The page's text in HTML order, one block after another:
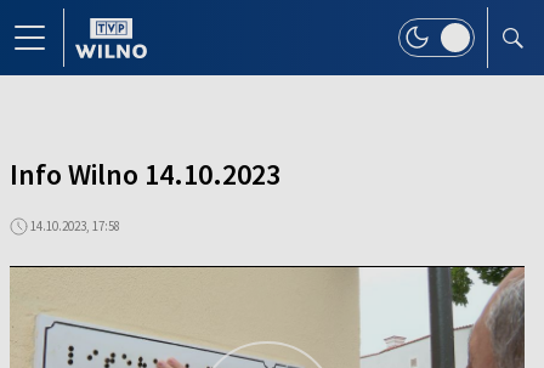
Info Wilno 14.10.2023
14.10.2023, 17:58